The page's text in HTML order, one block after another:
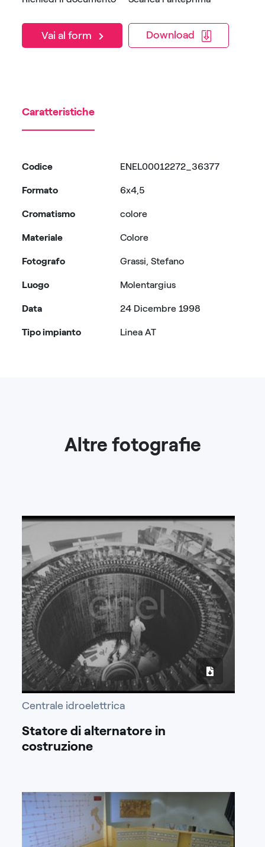
Vai al form Download
Caratteristiche
Codice
Formato
Cromatismo
Materiale
ENEL00012272_36377
6x4,5
colore
Colore
Fotografo
Luogo
Data
Tipo impianto
Grassi, Stefano
Molentargius
24 Dicembre 1998
Linea AT
Altre fotografie
Centrale idroelettrica
Statore di alternatore in
costruzione